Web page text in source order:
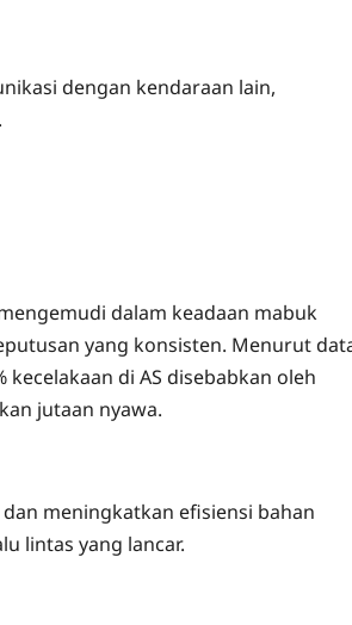
dengan kendaraan lain,
dalam keadaan mabuk
yang konsisten. Menurut
di AS disebabkan oleh
jutaan nyawa.
meningkatkan efisiensi bahan
lintas yang lancar.